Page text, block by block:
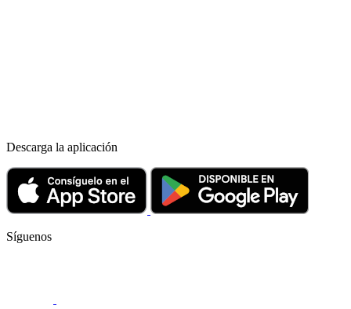
Descarga la aplicación
Síguenos